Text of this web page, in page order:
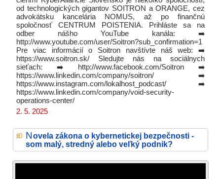
od technologických gigantov SOITRON a ORANGE, cez
advokátsku kancelária NOMUS, až po finančnú
spoločnosť CENTRUM POISTENIA. Prihláste sa na
odber nášho YouTube kanála: ➡️
http://www.youtube.com/user/Soitron?sub_confirmation=1
Pre viac informácií o Soitron navštívte náš web: ➡️
https://www.soitron.sk/ Sledujte nás na sociálnych
sieťach: ➡️ http://www.facebook.com/Soitron ➡️
https://www.linkedin.com/company/soitron/ ➡️
https://www.instagram.com/lokalhost_podcast/ ➡️
https://www.linkedin.com/company/void-security-
operations-center/
2. 5. 2025
Novela zákona o kybernetickej bezpečnosti -
som malý, stredný alebo veľký podnik?